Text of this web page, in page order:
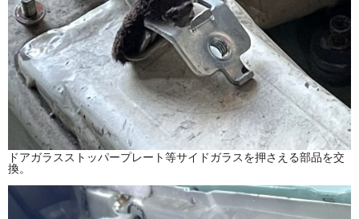
ドアガラスストッパープレート等サイドガラスを押さえる部品を交
換。